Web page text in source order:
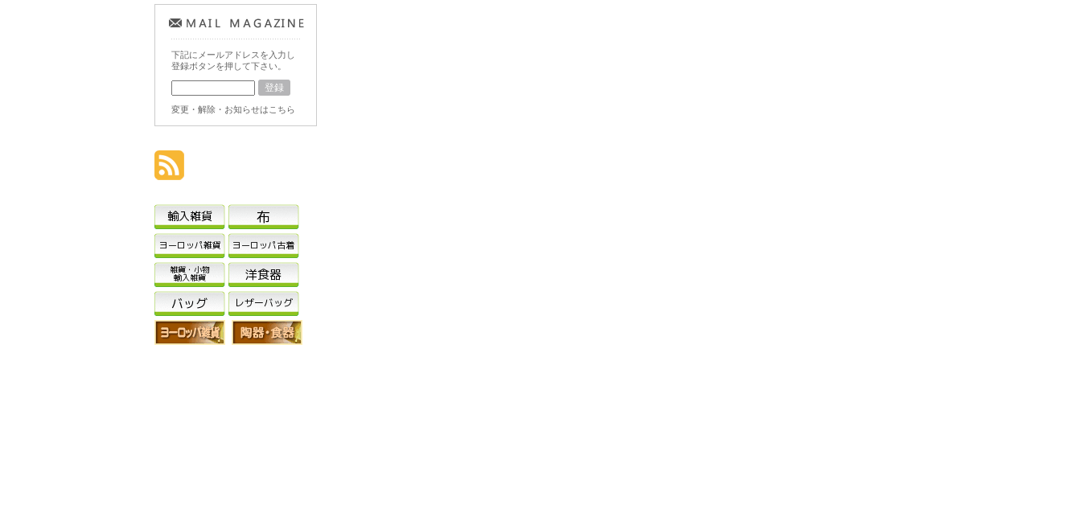
下記にメールアドレスを入力し
登録ボタンを押して下さい。
変更・解除・お知らせはこちら